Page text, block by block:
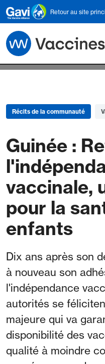
Skip to main content
Retour au site
Récits de la communauté
Guinée :
vaccinale,
pour la
enfants
Dix ans après son
à nouveau son
l'indépendance
autorités se
majeure qui va
disponibilité des
qualité à moindre